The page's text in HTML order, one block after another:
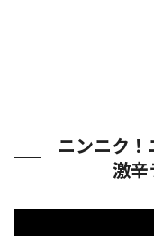
ニンニク
激辛